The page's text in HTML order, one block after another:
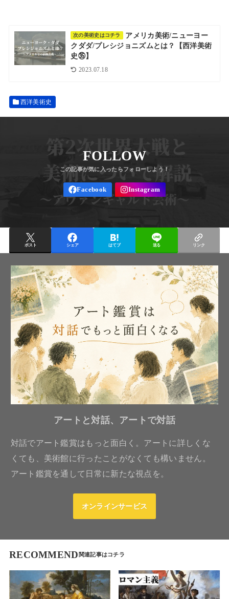
次の美術史はコチラ
アメリカ美術/ニューヨー
クダダ/プレシジョニズムとは？【西洋美術
史㉟】
2023.07.18
西洋美術史
FOLLOW
ポスト シェア はてブ 送る リンク
アートと対話、アートで対話
対話でアート鑑賞はもっと面白く。アートに詳しくな
くても、美術館に行ったことがなくても構いません。
アート鑑賞を通して日常に新たな視点を。
オンラインサービス
RECOMMEND